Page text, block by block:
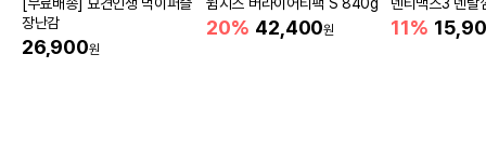
장난감
26,900원
20% 42,400원 11%